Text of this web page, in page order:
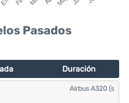
Pasados
Duración
Airbus A320 (s